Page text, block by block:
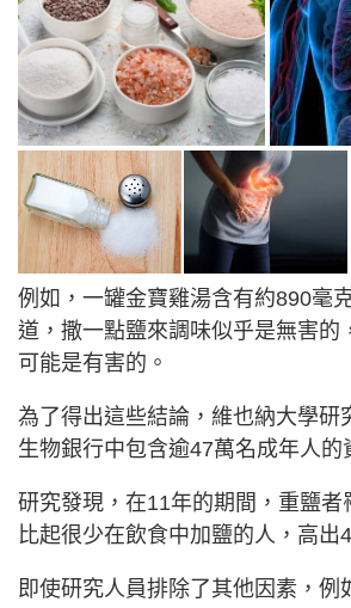
例如，一罐金寶雞湯含有約890毫
道，撒一點鹽來調味似乎是無害的
可能是有害的。
為了得出這些結論，維也納大學研
生物銀行中包含逾47萬名成年人的
研究發現，在11年的期間，重鹽者
比起很少在飲食中加鹽的人，高出
即使研究人員排除了其他因素，例